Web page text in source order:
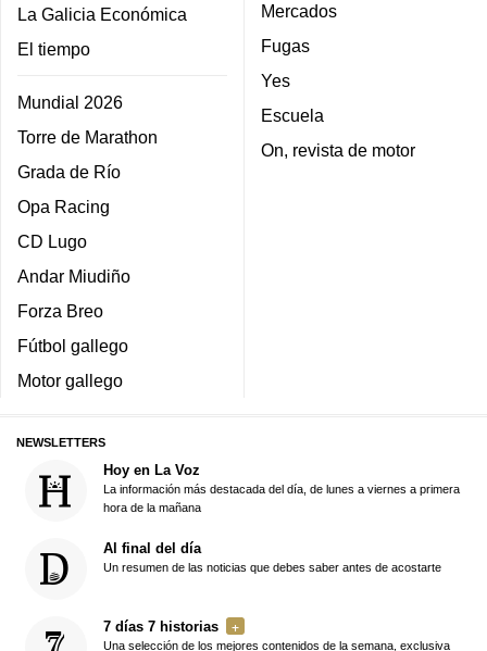
La Galicia Económica
El tiempo
Mundial 2026
Torre de Marathon
Grada de Río
Opa Racing
CD Lugo
Andar Miudiño
Forza Breo
Fútbol gallego
Motor gallego
Mercados
Fugas
Yes
Escuela
On, revista de motor
NEWSLETTERS
Hoy en La Voz
La información más destacada del día, de lunes a viernes a primera
hora de la mañana
Al final del día
Un resumen de las noticias que debes saber antes de acostarte
7 días 7 historias
Una selección de los mejores contenidos de la semana, exclusiva